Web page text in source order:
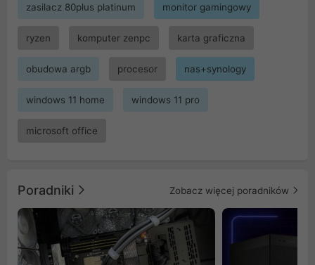
zasilacz 80plus platinum monitor gamingowy
ryzen komputer zenpc karta graficzna
obudowa argb procesor nas+synology
windows 11 home windows 11 pro
microsoft office
Poradniki Zobacz więcej poradników